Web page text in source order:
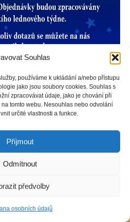
Souhlas
používáme k ukládání a/nebo přístupu
jako jsou soubory cookies. Souhlas s
zpracovávat údaje, jako je chování při
tomto webu. Nesouhlas nebo odvolání
určité vlastnosti a funkce.
Příjmout
Odmítnout
předvolby
osobních údajů
s.r.o. |Tvorba webových stráneka